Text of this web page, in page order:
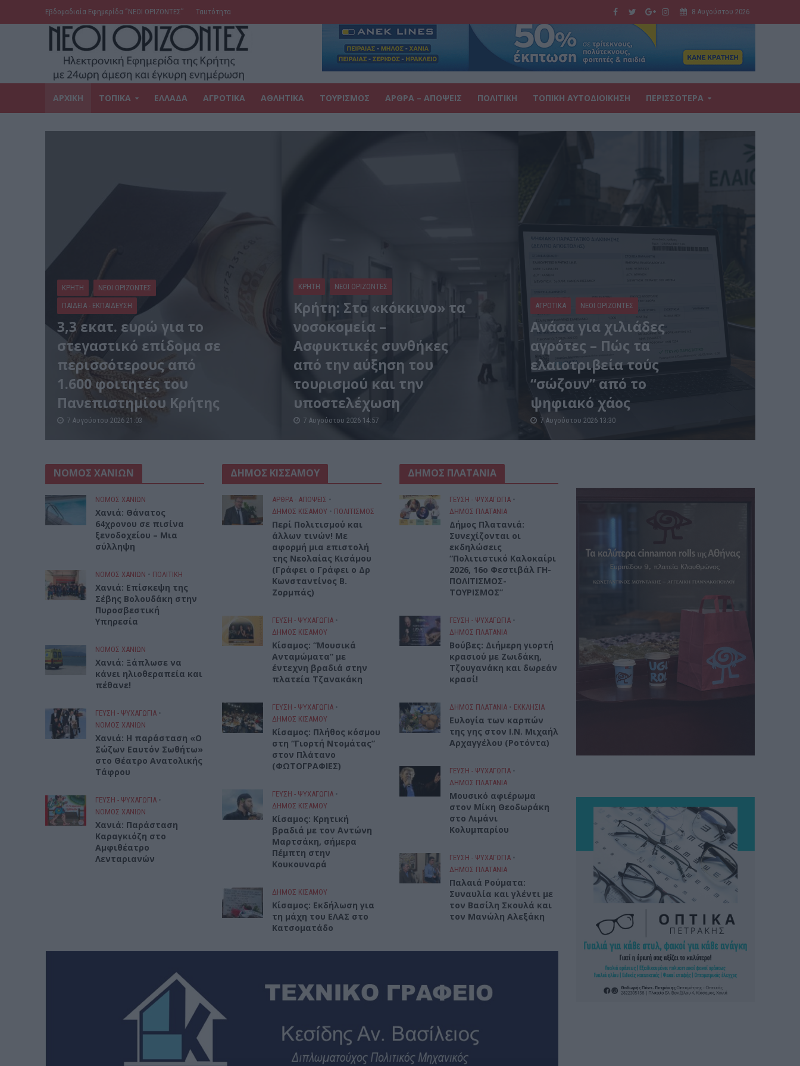
Εβδομαδιαία Εφημερίδα ‘’ΝΕΟΙ ΟΡΙΖΟΝΤΕΣ’’ Ταυτότητα 8 Αυγούστου 2026
ΑΡΧΙΚΗ ΤΟΠΙΚΑ ΕΛΛΑΔΑ ΑΓΡΟΤΙΚΑ ΑΘΛΗΤΙΚΑ ΤΟΥΡΙΣΜΟΣ ΑΡΘΡΑ – ΑΠΟΨΕΙΣ ΠΟΛΙΤΙΚΗ ΤΟΠΙΚΗ ΑΥΤΟΔΙΟΙΚΗΣΗ ΠΕΡΙΣΣΟΤΕΡΑ
ΚΡΗΤΗ
ΝΕΟΙ ΟΡΙΖΟΝΤΕΣ
ΠΑΙΔΕΙΑ - ΕΚΠΑΙΔΕΥΣΗ
3,3 εκατ. ευρώ για το
στεγαστικό επίδομα σε
περισσότερους από
1.600 φοιτητές του
Πανεπιστημίου Κρήτης
7 Αυγούστου 2026 21:03
ΚΡΗΤΗ ΝΕΟΙ ΟΡΙΖΟΝΤΕΣ
Κρήτη: Στο «κόκκινο» τα
νοσοκομεία –
Ασφυκτικές συνθήκες
από την αύξηση του
τουρισμού και την
υποστελέχωση
7 Αυγούστου 2026 14:57
ΑΓΡΟΤΙΚΑ ΝΕΟΙ ΟΡΙΖΟΝΤΕΣ
Ανάσα για χιλιάδες
αγρότες – Πώς τα
ελαιοτριβεία τούς
“σώζουν” από το
ψηφιακό χάος
7 Αυγούστου 2026 13:30
ΝΟΜΟΣ ΧΑΝΙΩΝ
ΝΟΜΌΣ ΧΑΝΊΩΝ
Χανιά: Θάνατος
64χρονου σε πισίνα
ξενοδοχείου – Μια
σύλληψη
ΝΟΜΌΣ ΧΑΝΊΩΝ • ΠΟΛΙΤΙΚΗ
Xανιά: Επίσκεψη της
Σέβης Βολουδάκη στην
Πυροσβεστική
Υπηρεσία
ΝΟΜΌΣ ΧΑΝΊΩΝ
Χανιά: Ξάπλωσε να
κάνει ηλιοθεραπεία και
πέθανε!
ΓΕΎΣΗ - ΨΥΧΑΓΩΓΊΑ •
ΝΟΜΌΣ ΧΑΝΊΩΝ
Χανιά: Η παράσταση «Ο
Σώζων Εαυτόν Σωθήτω»
στο Θέατρο Ανατολικής
Τάφρου
ΓΕΎΣΗ - ΨΥΧΑΓΩΓΊΑ •
ΝΟΜΌΣ ΧΑΝΊΩΝ
Xανιά: Παράσταση
Καραγκιόζη στο
Αμφιθέατρο
Λενταριανών
ΔΗΜΟΣ ΚΙΣΣΑΜΟΥ
ΑΡΘΡΑ - ΑΠΟΨΕΙΣ •
ΔΉΜΟΣ ΚΙΣΆΜΟΥ • ΠΟΛΙΤΙΣΜΟΣ
Περί Πολιτισμού και
άλλων τινών! Mε
αφορμή μια επιστολή
της Νεολαίας Κισάμου
(Γράφει ο Γράφει ο Δρ
Κωνσταντίνος Β.
Ζορμπάς)
ΓΕΎΣΗ - ΨΥΧΑΓΩΓΊΑ •
ΔΉΜΟΣ ΚΙΣΆΜΟΥ
Κίσαμος: “Μουσικά
Ανταμώματα” με
έντεχνη βραδιά στην
πλατεία Τζανακάκη
ΓΕΎΣΗ - ΨΥΧΑΓΩΓΊΑ •
ΔΉΜΟΣ ΚΙΣΆΜΟΥ
Κίσαμος: Πλήθος κόσμου
στη “Γιορτή Ντομάτας”
στον Πλάτανο
(ΦΩΤΟΓΡΑΦΙΕΣ)
ΓΕΎΣΗ - ΨΥΧΑΓΩΓΊΑ •
ΔΉΜΟΣ ΚΙΣΆΜΟΥ
Kίσαμος: Κρητική
βραδιά με τον Αντώνη
Μαρτσάκη, σήμερα
Πέμπτη στην
Κουκουναρά
ΔΉΜΟΣ ΚΙΣΆΜΟΥ
Κίσαμος: Εκδήλωση για
τη μάχη του ΕΛΑΣ στο
Κατσοματάδο
ΔΗΜΟΣ ΠΛΑΤΑΝΙΑ
ΓΕΎΣΗ - ΨΥΧΑΓΩΓΊΑ •
ΔΉΜΟΣ ΠΛΑΤΑΝΙΆ
Δήμος Πλατανιά:
Συνεχίζονται οι
εκδηλώσεις
“Πολιτιστικό Καλοκαίρι
2026, 16ο Φεστιβάλ ΓΗ-
ΠΟΛΙΤΙΣΜΟΣ-
ΤΟΥΡΙΣΜΟΣ”
ΓΕΎΣΗ - ΨΥΧΑΓΩΓΊΑ •
ΔΉΜΟΣ ΠΛΑΤΑΝΙΆ
Βούβες: Διήμερη γιορτή
κρασιού με Ζωιδάκη,
Τζουγανάκη και δωρεάν
κρασί!
ΔΉΜΟΣ ΠΛΑΤΑΝΙΆ • ΕΚΚΛΗΣΙΑ
Ευλογία των καρπών
της γης στον Ι.Ν. Μιχαήλ
Αρχαγγέλου (Ροτόντα)
ΓΕΎΣΗ - ΨΥΧΑΓΩΓΊΑ •
ΔΉΜΟΣ ΠΛΑΤΑΝΙΆ
Μουσικό αφιέρωμα
στον Μίκη Θεοδωράκη
στο Λιμάνι
Κολυμπαρίου
ΓΕΎΣΗ - ΨΥΧΑΓΩΓΊΑ •
ΔΉΜΟΣ ΠΛΑΤΑΝΙΆ
Παλαιά Ρούματα:
Συναυλία και γλέντι με
τον Βασίλη Σκουλά και
τον Μανώλη Αλεξάκη